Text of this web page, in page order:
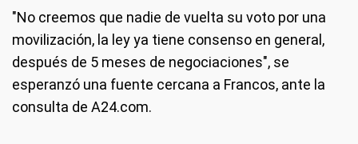
"No creemos que nadie de vuelta su voto por una
movilización, la ley ya tiene consenso en general,
después de 5 meses de negociaciones", se
esperanzó una fuente cercana a Francos, ante la
consulta de A24.com.